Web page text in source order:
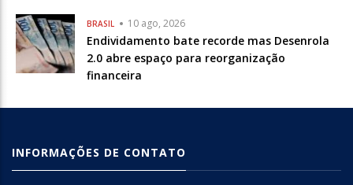
BRASIL 10 ago, 2026
Endividamento bate recorde mas Desenrola
2.0 abre espaço para reorganização
financeira
INFORMAÇÕES DE CONTATO